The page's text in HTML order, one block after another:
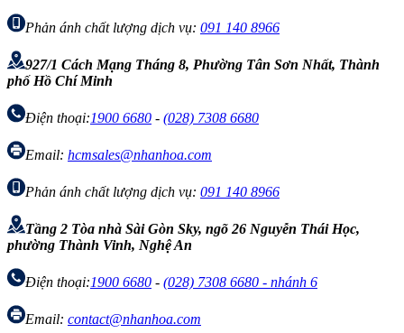
Phản ánh chất lượng dịch vụ: 091 140 8966
927/1 Cách Mạng Tháng 8, Phường Tân Sơn Nhất, Thành
phố Hồ Chí Minh
Điện thoại:1900 6680 - (028) 7308 6680
Email: hcmsales@nhanhoa.com
Phản ánh chất lượng dịch vụ: 091 140 8966
Tầng 2 Tòa nhà Sài Gòn Sky, ngõ 26 Nguyễn Thái Học,
phường Thành Vinh, Nghệ An
Điện thoại:1900 6680 - (028) 7308 6680 - nhánh 6
Email: contact@nhanhoa.com